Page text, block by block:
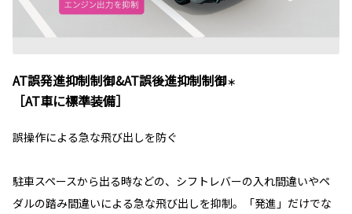
AT誤発進抑制制御&AT誤後進抑制制御＊
［AT車に標準装備］
誤操作による急な飛び出しを防ぐ
駐車スペースから出る時などの、シフトレバーの入れ間違いやペ
ダルの踏み間違いによる急な飛び出しを抑制。「発進」だけでな